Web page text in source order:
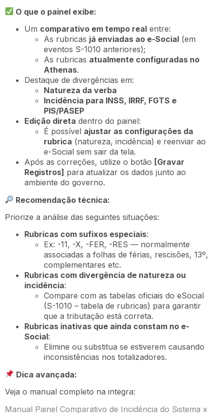
O que o painel exibe:
Um comparativo em tempo real entre:
As rubricas já enviadas ao e-Social (em
eventos S-1010 anteriores);
As rubricas atualmente configuradas no
Athenas.
Destaque de divergências em:
Natureza da verba
Incidência para INSS, IRRF, FGTS e
PIS/PASEP
Edição direta dentro do painel:
É possível ajustar as configurações da
rubrica (natureza, incidência) e reenviar ao
e-Social sem sair da tela.
Após as correções, utilize o botão [Gravar
Registros] para atualizar os dados junto ao
ambiente do governo.
Recomendação técnica:
Priorize a análise das seguintes situações:
Rubricas com sufixos especiais:
Ex: -11, -X, -FER, -RES — normalmente
associadas a folhas de férias, rescisões, 13º,
complementares etc.
Rubricas com divergência de natureza ou
incidência:
Compare com as tabelas oficiais do eSocial
(S-1010 – tabela de rubricas) para garantir
que a tributação está correta.
Rubricas inativas que ainda constam no e-
Social:
Elimine ou substitua se estiverem causando
inconsistências nos totalizadores.
Dica avançada:
Veja o manual completo na integra:
Manual Painel Comparativo de Incidência do Sistema x